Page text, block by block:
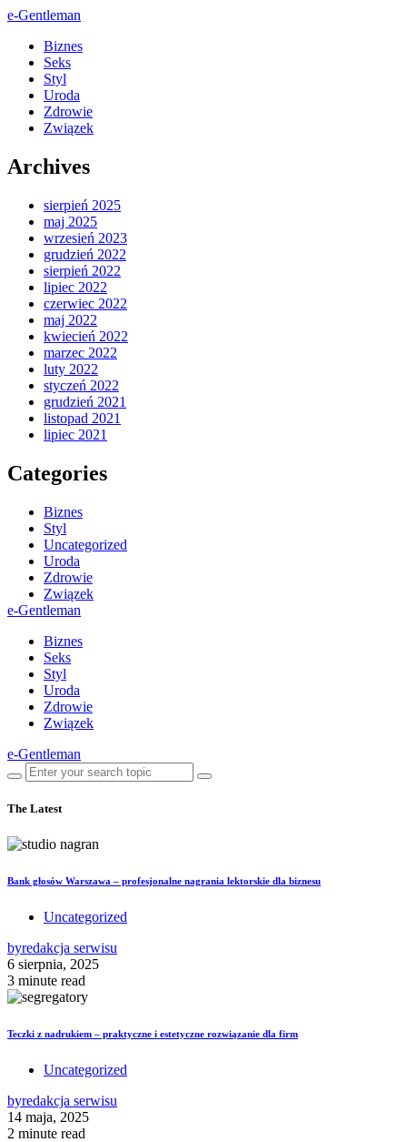
e-Gentleman
Biznes
Seks
Styl
Uroda
Zdrowie
Związek
Archives
sierpień 2025
maj 2025
wrzesień 2023
grudzień 2022
sierpień 2022
lipiec 2022
czerwiec 2022
maj 2022
kwiecień 2022
marzec 2022
luty 2022
styczeń 2022
grudzień 2021
listopad 2021
lipiec 2021
Categories
Biznes
Styl
Uncategorized
Uroda
Zdrowie
Związek
e-Gentleman
Biznes
Seks
Styl
Uroda
Zdrowie
Związek
e-Gentleman
The Latest
Bank głosów Warszawa – profesjonalne nagrania lektorskie dla biznesu
Uncategorized
byredakcja serwisu
6 sierpnia, 2025
3 minute read
Teczki z nadrukiem – praktyczne i estetyczne rozwiązanie dla firm
Uncategorized
byredakcja serwisu
14 maja, 2025
2 minute read